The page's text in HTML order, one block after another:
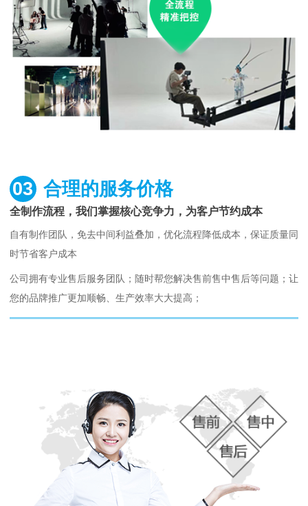
03 合理的服务价格
全制作流程，我们掌握核心竞争力，为客户节约成本
自有制作团队，免去中间利益叠加，优化流程降低成本，保证质量同
时节省客户成本
公司拥有专业售后服务团队；随时帮您解决售前售中售后等问题；让
您的品牌推广更加顺畅、生产效率大大提高；